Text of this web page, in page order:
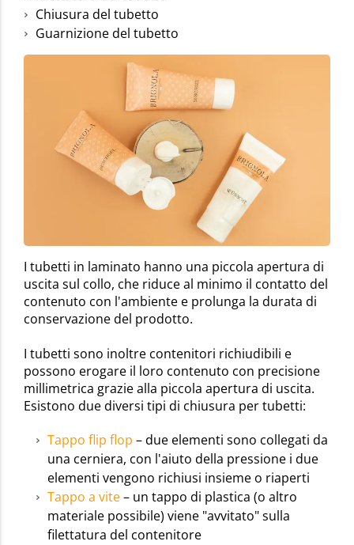
Chiusura del tubetto
Guarnizione del tubetto
I tubetti in laminato hanno una piccola apertura di
uscita sul collo, che riduce al minimo il contatto del
contenuto con l'ambiente e prolunga la durata di
conservazione del prodotto.
I tubetti sono inoltre contenitori richiudibili e
possono erogare il loro contenuto con precisione
millimetrica grazie alla piccola apertura di uscita.
Esistono due diversi tipi di chiusura per tubetti:
Tappo flip flop – due elementi sono collegati da
una cerniera, con l'aiuto della pressione i due
elementi vengono richiusi insieme o riaperti
Tappo a vite– un tappo di plastica (o altro
materiale possibile) viene "avvitato" sulla
filettatura del contenitore